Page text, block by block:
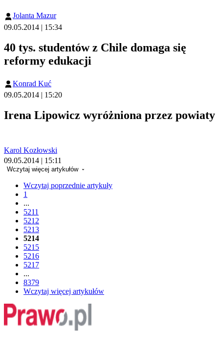
Jolanta Mazur
09.05.2014 | 15:34
40 tys. studentów z Chile domaga się
reformy edukacji
Konrad Kuć
09.05.2014 | 15:20
Irena Lipowicz wyróżniona przez powiaty
Karol Kozłowski
09.05.2014 | 15:11
Wczytaj więcej artykułów
Wczytaj poprzednie artykuły
1
...
5211
5212
5213
5214
5215
5216
5217
...
8379
Wczytaj więcej artykułów